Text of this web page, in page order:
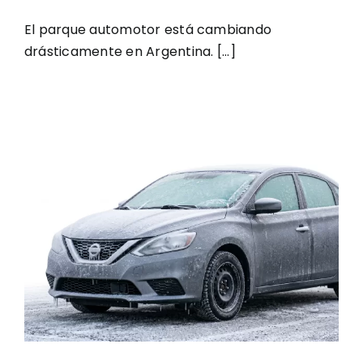
El parque automotor está cambiando
drásticamente en Argentina. [...]